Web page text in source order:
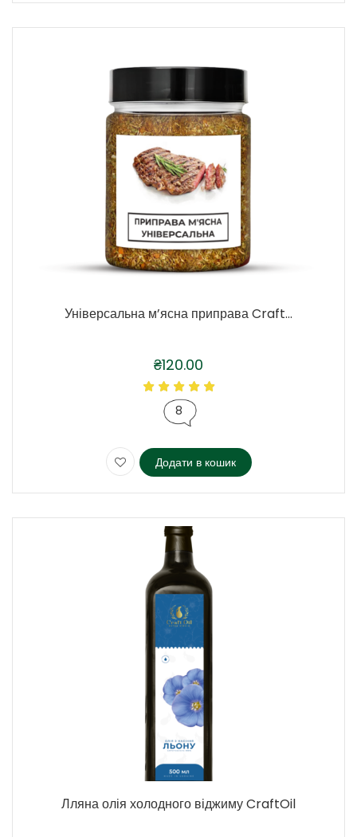
Універсальна м’ясна приправа Craft...
₴120.00
8
Додати в кошик
Лляна олія холодного віджиму CraftOil